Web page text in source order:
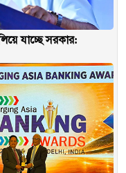
যাচ্ছে সরকার: